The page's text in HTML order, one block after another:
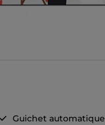
Guichet automatique